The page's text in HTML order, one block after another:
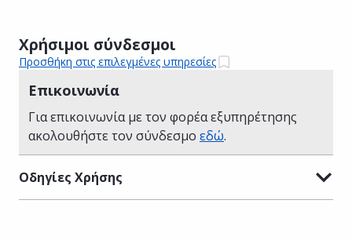
Χρήσιμοι σύνδεσμοι
Προσθήκη στις επιλεγμένες υπηρεσίες
Επικοινωνία
Για επικοινωνία με τον φορέα εξυπηρέτησης
ακολουθήστε τον σύνδεσμο εδώ.
Οδηγίες Χρήσης